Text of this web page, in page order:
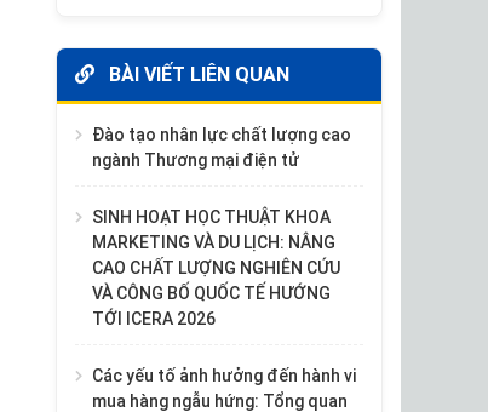
BÀI VIẾT LIÊN QUAN
Đào tạo nhân lực chất lượng cao
ngành Thương mại điện tử
SINH HOẠT HỌC THUẬT KHOA
MARKETING VÀ DU LỊCH: NÂNG
CAO CHẤT LƯỢNG NGHIÊN CỨU
VÀ CÔNG BỐ QUỐC TẾ HƯỚNG
TỚI ICERA 2026
Các yếu tố ảnh hưởng đến hành vi
mua hàng ngẫu hứng: Tổng quan